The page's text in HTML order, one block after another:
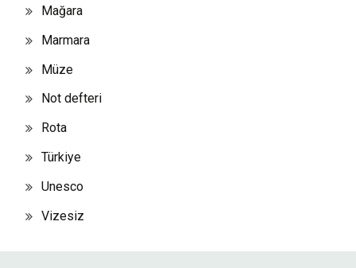
Mağara
Marmara
Müze
Not defteri
Rota
Türkiye
Unesco
Vizesiz